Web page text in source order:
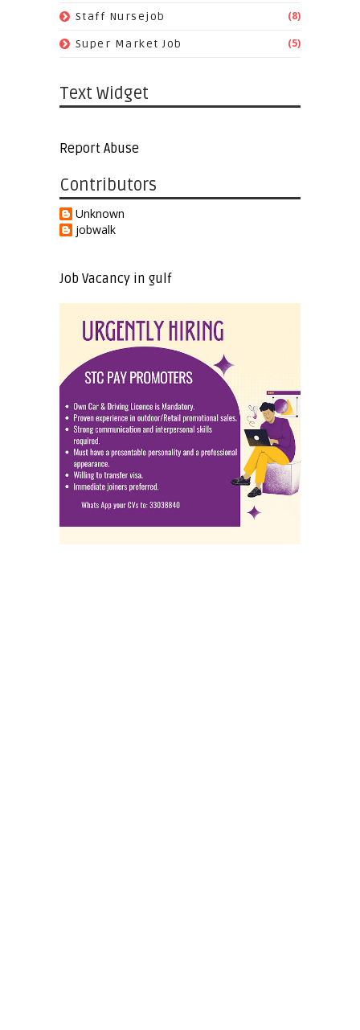
Staff Nursejob (8)
Super Market Job (5)
Text Widget
Report Abuse
Contributors
Unknown
jobwalk
Job Vacancy in gulf